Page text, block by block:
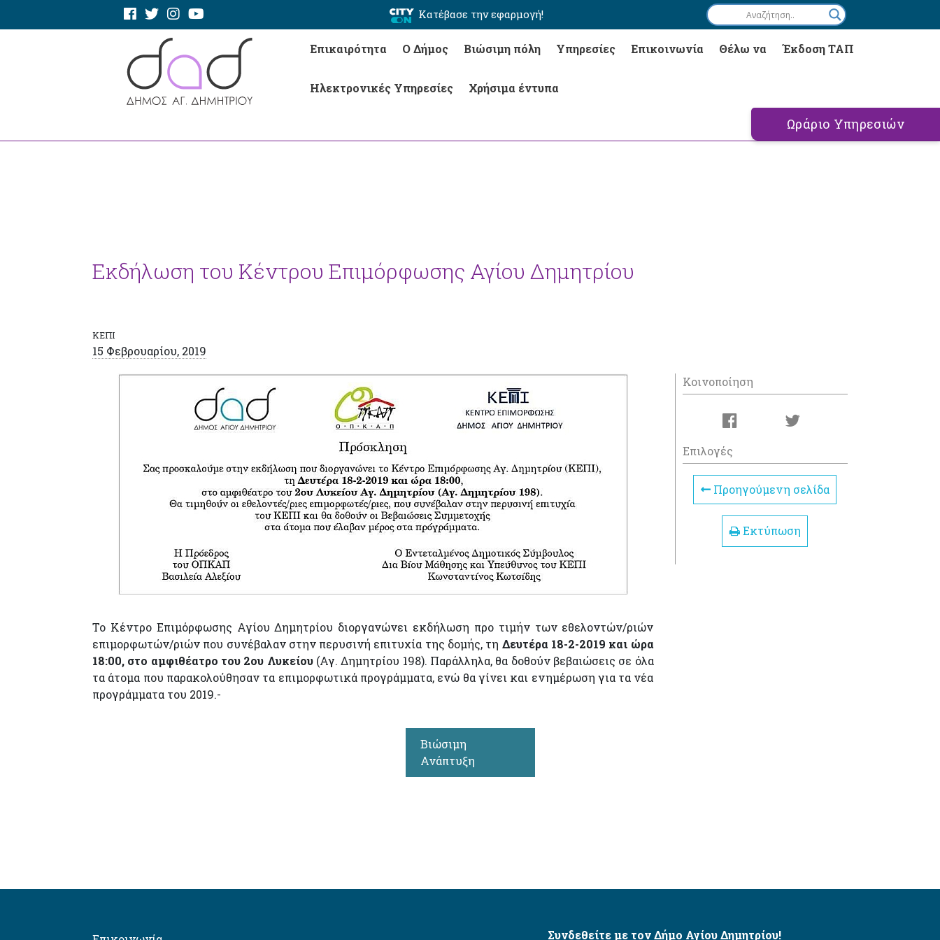
Κατέβασε την εφαρμογή!
Επικαιρότητα Ο Δήμος Βιώσιμη πόλη Υπηρεσίες Επικοινωνία Θέλω να Έκδοση ΤΑΠ
Ηλεκτρονικές Υπηρεσίες Χρήσιμα έντυπα
Ωράριο Υπηρεσιών
Εκδήλωση του Κέντρου Επιμόρφωσης Αγίου Δημητρίου
ΚΕΠΙ
15 Φεβρουαρίου, 2019
Το Κέντρο Επιμόρφωσης Αγίου Δημητρίου διοργανώνει εκδήλωση προ τιμήν των εθελοντών/ριών
επιμορφωτών/ριών που συνέβαλαν στην περυσινή επιτυχία της δομής, τη Δευτέρα 18-2-2019 και ώρα
18:00, στο αμφιθέατρο του 2ου Λυκείου(Αγ. Δημητρίου 198). Παράλληλα, θα δοθούν βεβαιώσεις σε όλα
τα άτομα που παρακολούθησαν τα επιμορφωτικά προγράμματα, ενώ θα γίνει και ενημέρωση για τα νέα
προγράμματα του 2019.-
Κοινοποίηση
Επιλογές
Προηγούμενη σελίδα
Εκτύπωση
Βιώσιμη
Ανάπτυξη
Συνδεθείτε με τον Δήμο Αγίου Δημητρίου!